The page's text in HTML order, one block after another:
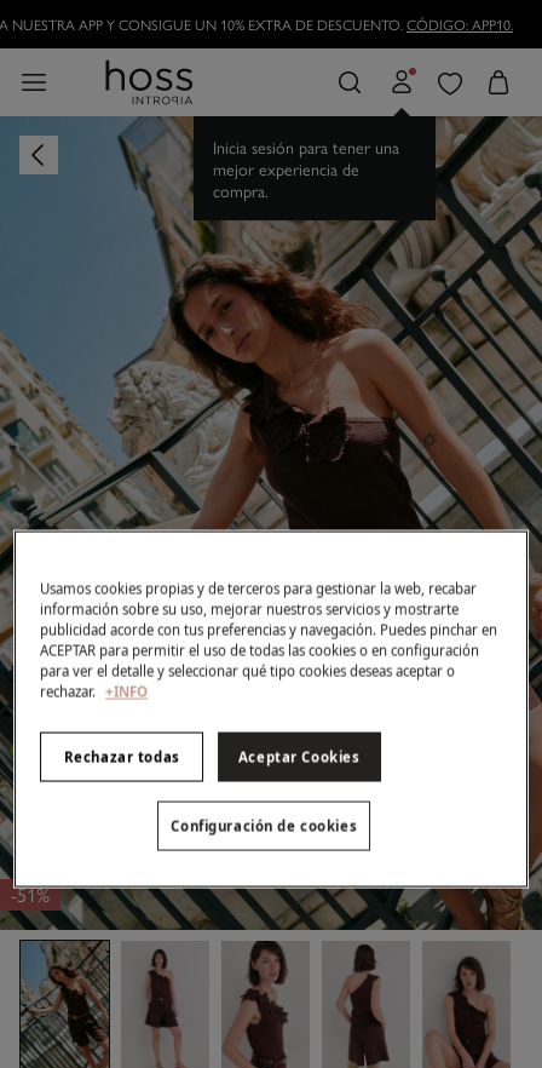
NUESTRA APP Y CONSIGUE UN 10% EXTRA DE DESCUENTO.CÓDIGO: APP10.
-51%
Usamos cookies propias y de terceros para gestionar la web, recabar
información sobre su uso, mejorar nuestros servicios y mostrarte
publicidad acorde con tus preferencias y navegación. Puedes pinchar en
ACEPTAR para permitir el uso de todas las cookies o en configuración
para ver el detalle y seleccionar qué tipo cookies deseas aceptar o
rechazar. +INFO
Rechazar todas Aceptar Cookies
Configuración de cookies